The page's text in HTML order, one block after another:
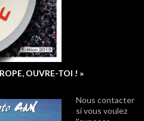
OUVRE-TOI ! »
Nous contacter
si vous voulez